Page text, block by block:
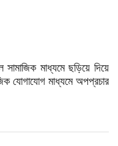
মাধ্যমে ছড়িয়ে দিয়ে
যোগাযোগ মাধ্যমে অপপ্রচার